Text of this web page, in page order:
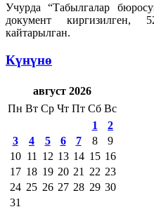
Учурда “Табылгалар
документ киргизилген,
кайтарылган.
Күнүнө
август 2026
Пн Вт Ср Чт Пт Сб Вс
1
2
3
4 5 6 7 8
9
10 11 12 13 14 15 16
17 18 19 20 21 22 23
24 25 26 27 28 29 30
31